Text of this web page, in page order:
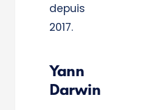
depuis
2017.
Yann
Darwin